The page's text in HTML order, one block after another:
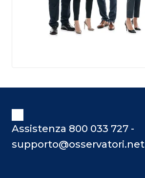
Assistenza 800 033 727 -
supporto@osservatori.net